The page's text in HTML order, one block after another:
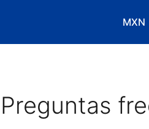
MXN
Preguntas